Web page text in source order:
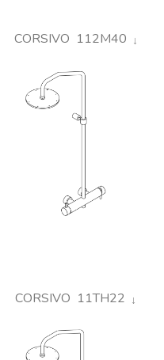
CORSIVO 112M40
CORSIVO 11TH22